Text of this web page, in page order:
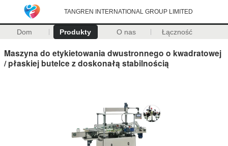
TANGREN INTERNATIONAL GROUP LIMITED
Dom Produkty O nas Łączność
Maszyna do etykietowania dwustronnego o kwadratowej
/ płaskiej butelce z doskonałą stabilnością